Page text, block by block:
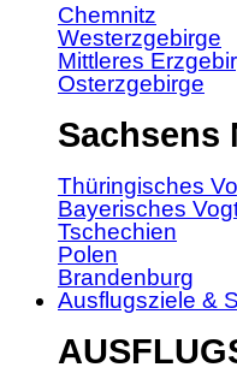
Chemnitz
Westerzgebirge
Mittleres
Osterzgebirge
Sachsens
Thüringisches
Bayerisches
Tschechien
Polen
Brandenburg
Ausflugsziele &